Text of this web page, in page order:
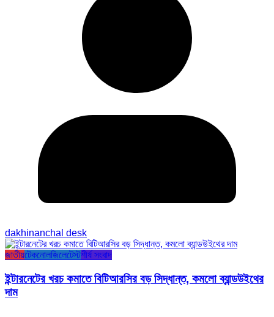
dakhinanchal desk
জাতীয়টেকনোলজিলেটেস্টশীর্ষ সংবাদ
ইন্টারনেটের খরচ কমাতে বিটিআরসির বড় সিদ্ধান্ত, কমলো ব্যান্ডউইথের
দাম